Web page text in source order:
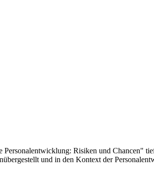
Risiken und Chancen"
und in den Kontext der